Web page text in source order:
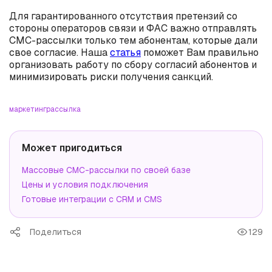
Для гарантированного отсутствия претензий со
стороны операторов связи и ФАС важно отправлять
СМС-рассылки только тем абонентам, которые дали
свое согласие. Нашастатья поможет Вам правильно
организовать работу по сбору согласий абонентов и
минимизировать риски получения санкций.
маркетинграссылка
Может пригодиться
Массовые СМС-рассылки по своей базе
Цены и условия подключения
Готовые интеграции с CRM и CMS
Поделиться 129